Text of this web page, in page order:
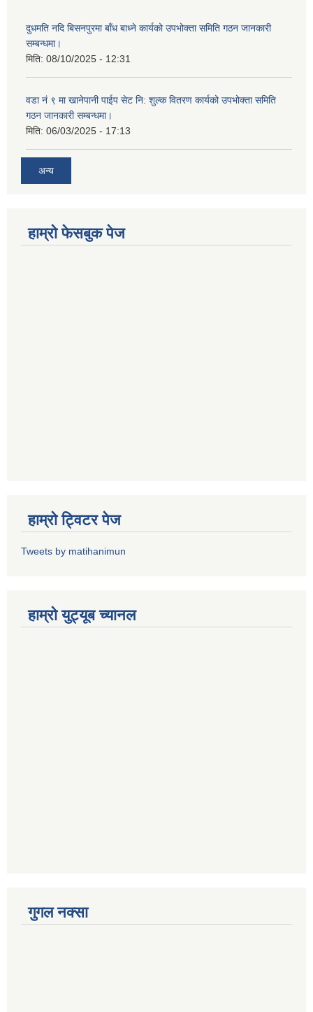
दुधमति नदि बिसनपुरमा बाँध बाध्ने कार्यको उपभोक्ता समिति गठन जानकारी
सम्बन्धमा।
मिति: 08/10/2025 - 12:31
वडा नं ९ मा खानेपानी पाईप सेट नि: शुल्क वितरण कार्यको उपभोक्ता समिति
गठन जानकारी सम्बन्धमा।
मिति: 06/03/2025 - 17:13
अन्य
हाम्राे फेसबुक पेज
हाम्राे ट्विटर पेज
Tweets by matihanimun
हाम्रो युट्यूब च्यानल
गुगल नक्सा